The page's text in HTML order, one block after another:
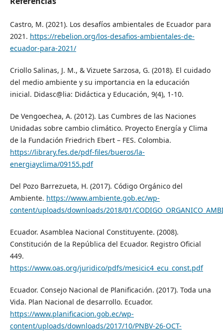
Castro, M. (2021). Los desafíos ambientales de Ecuador para
2021. https://rebelion.org/los-desafios-ambientales-de-
ecuador-para-2021/
Criollo Salinas, J. M., & Vizuete Sarzosa, G. (2018). El cuidado
del medio ambiente y su importancia en la educación
inicial. Didasc@lia: Didáctica y Educación, 9(4), 1-10.
De Vengoechea, A. (2012). Las Cumbres de las Naciones
Unidadas sobre cambio climático. Proyecto Energía y Clima
de la Fundación Friedrich Ebert – FES. Colombia.
https://library.fes.de/pdf-files/bueros/la-
energiayclima/09155.pdf
Del Pozo Barrezueta, H. (2017). Código Orgánico del
Ambiente. https://www.ambiente.gob.ec/wp-
content/uploads/downloads/2018/01/
Ecuador. Asamblea Nacional Constituyente. (2008).
Constitución de la República del Ecuador. Registro Oficial
449.
https://www.oas.org/juridico/pdfs/mesicic4_ecu_const.pdf
Ecuador. Consejo Nacional de Planificación. (2017). Toda una
Vida. Plan Nacional de desarrollo. Ecuador.
https://www.planificacion.gob.ec/wp-
content/uploads/downloads/2017/10/PNBV-26-OCT-